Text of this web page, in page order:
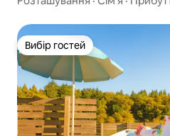
Вибір гостей
Вибір гостей